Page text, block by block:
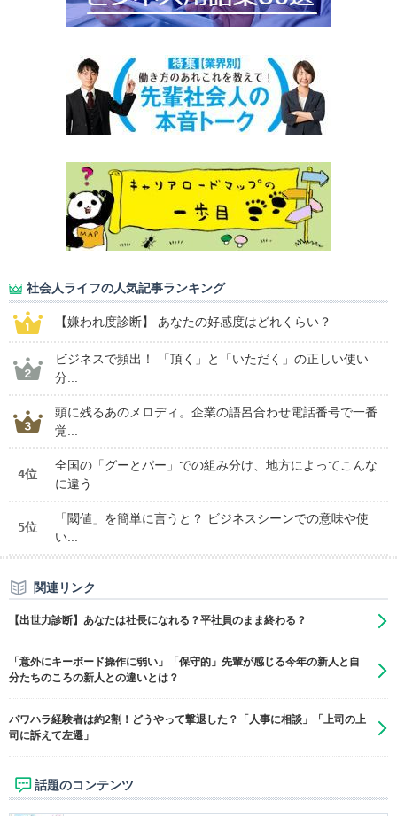
社会人ライフの人気記事ランキング
【嫌われ度診断】 あなたの好感度はどれくらい？
ビジネスで頻出！ 「頂く」と「いただく」の正しい使い
分...
頭に残るあのメロディ。企業の語呂合わせ電話番号で一番
覚...
4位
全国の「グーとパー」での組み分け、地方によってこんな
に違う
5位
「閾値」を簡単に言うと？ ビジネスシーンでの意味や使
い...
関連リンク
【出世力診断】あなたは社長になれる？平社員のまま終わる？
「意外にキーボード操作に弱い」「保守的」先輩が感じる今年の新人と自
分たちのころの新人との違いとは？
パワハラ経験者は約2割！どうやって撃退した？「人事に相談」「上司の上
司に訴えて左遷」
話題のコンテンツ